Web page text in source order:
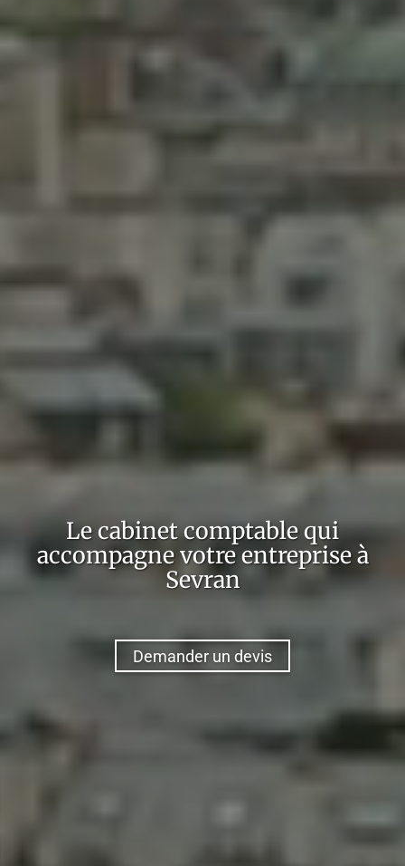
Le cabinet comptable qui
accompagne votre entreprise à
Sevran
Demander un devis